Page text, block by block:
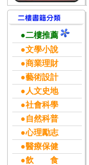
●二樓推薦
●文學小說
●商業理財
●藝術設計
●人文史地
●社會科學
●自然科普
●心理勵志
●醫療保健
●飲 食